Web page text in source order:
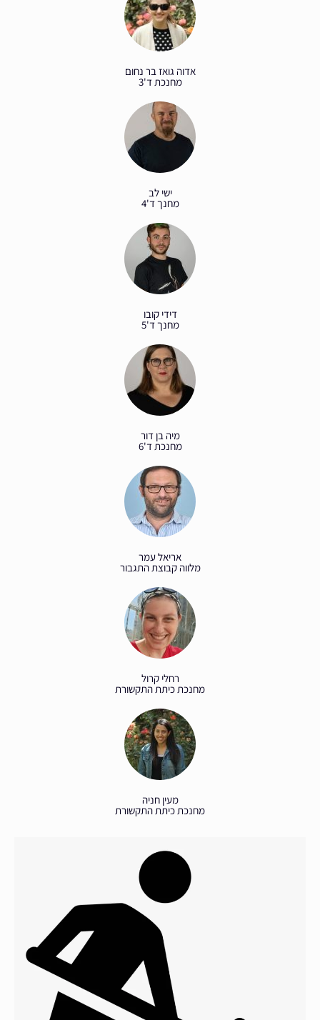
אדוה גואז בר נחום
מחנכת ד'3
ישי לב
מחנך ד'4
דידי קובו
מחנך ד'5
מיה בן דור
מחנכת ד'6
אריאל עמר
מלווה קבוצת התגבור
רחלי קרול
מחנכת כיתת התקשורת
מעין חניה
מחנכת כיתת התקשורת